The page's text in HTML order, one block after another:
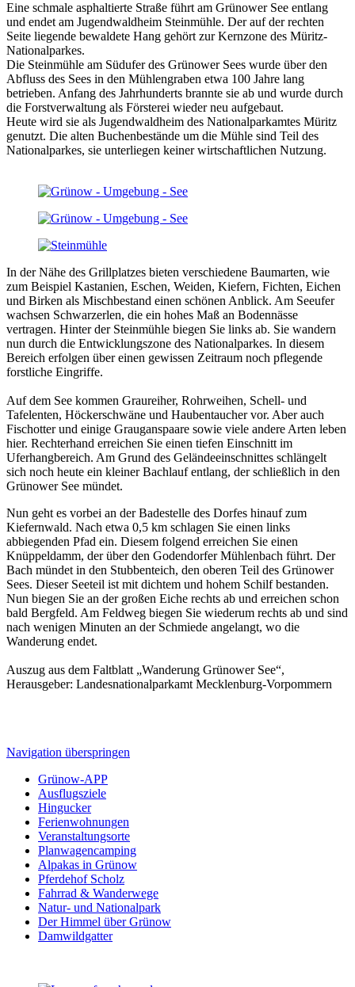
Eine schmale asphaltierte Straße führt am Grünower See entlang
und endet am Jugendwaldheim Steinmühle. Der auf der rechten
Seite liegende bewaldete Hang gehört zur Kernzone des Müritz-
Nationalparkes.
Die Steinmühle am Südufer des Grünower Sees wurde über den
Abfluss des Sees in den Mühlengraben etwa 100 Jahre lang
betrieben. Anfang des Jahrhunderts brannte sie ab und wurde durch
die Forstverwaltung als Försterei wieder neu aufgebaut.
Heute wird sie als Jugendwaldheim des Nationalparkamtes Müritz
genutzt. Die alten Buchenbestände um die Mühle sind Teil des
Nationalparkes, sie unterliegen keiner wirtschaftlichen Nutzung.
In der Nähe des Grillplatzes bieten verschiedene Baumarten, wie
zum Beispiel Kastanien, Eschen, Weiden, Kiefern, Fichten, Eichen
und Birken als Mischbestand einen schönen Anblick. Am Seeufer
wachsen Schwarzerlen, die ein hohes Maß an Bodennässe
vertragen. Hinter der Steinmühle biegen Sie links ab. Sie wandern
nun durch die Entwicklungszone des Nationalparkes. In diesem
Bereich erfolgen über einen gewissen Zeitraum noch pflegende
forstliche Eingriffe.
Auf dem See kommen Graureiher, Rohrweihen, Schell- und
Tafelenten, Höckerschwäne und Haubentaucher vor. Aber auch
Fischotter und einige Grauganspaare sowie viele andere Arten leben
hier. Rechterhand erreichen Sie einen tiefen Einschnitt im
Uferhangbereich. Am Grund des Geländeeinschnittes schlängelt
sich noch heute ein kleiner Bachlauf entlang, der schließlich in den
Grünower See mündet.
Nun geht es vorbei an der Badestelle des Dorfes hinauf zum
Kiefernwald. Nach etwa 0,5 km schlagen Sie einen links
abbiegenden Pfad ein. Diesem folgend erreichen Sie einen
Knüppeldamm, der über den Godendorfer Mühlenbach führt. Der
Bach mündet in den Stubbenteich, den oberen Teil des Grünower
Sees. Dieser Seeteil ist mit dichtem und hohem Schilf bestanden.
Nun biegen Sie an der großen Eiche rechts ab und erreichen schon
bald Bergfeld. Am Feldweg biegen Sie wiederum rechts ab und sind
nach wenigen Minuten an der Schmiede angelangt, wo die
Wanderung endet.
Auszug aus dem Faltblatt „Wanderung Grünower See“,
Herausgeber: Landesnationalparkamt Mecklenburg-Vorpommern
Navigation überspringen
Grünow-APP
Ausflugsziele
Hingucker
Ferienwohnungen
Veranstaltungsorte
Planwagencamping
Alpakas in Grünow
Pferdehof Scholz
Fahrrad & Wanderwege
Natur- und Nationalpark
Der Himmel über Grünow
Damwildgatter